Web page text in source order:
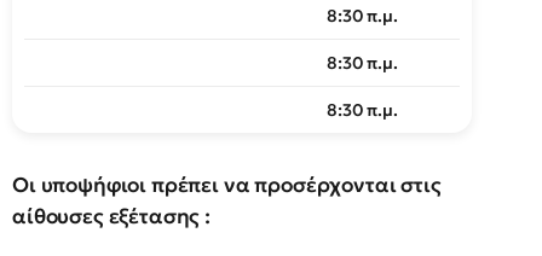
8:30 π.μ.
8:30 π.μ.
8:30 π.μ.
Οι υποψήφιοι πρέπει να προσέρχονται στις
αίθουσες εξέτασης :